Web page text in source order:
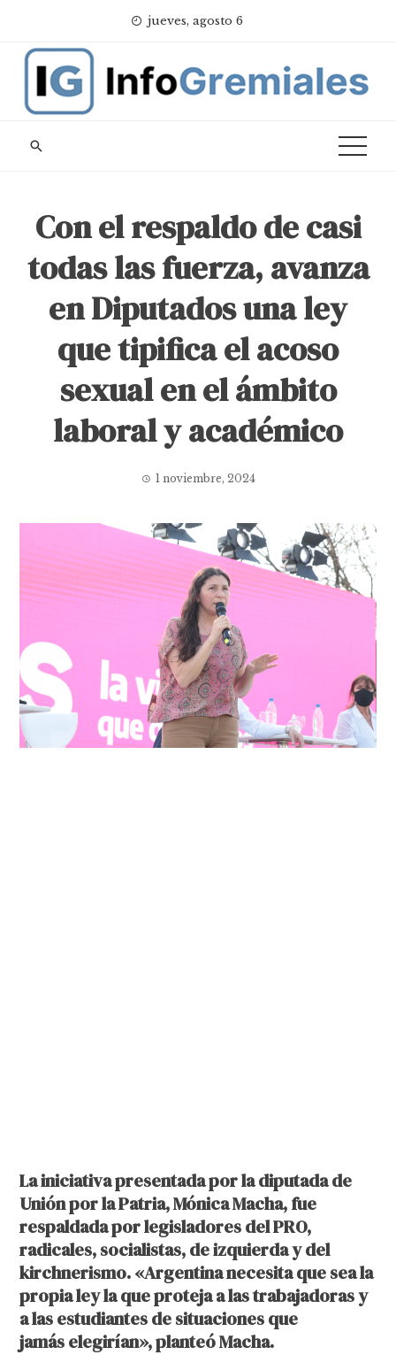
content
jueves, agosto 6
Con el respaldo de casi
todas las fuerza, avanza
en Diputados una ley
que tipifica el acoso
sexual en el ámbito
laboral y académico
1 noviembre, 2024
La iniciativa presentada por la diputada de
Unión por la Patria, Mónica Macha, fue
respaldada por legisladores del PRO,
radicales, socialistas, de izquierda y del
kirchnerismo. «Argentina necesita que sea la
propia ley la que proteja a las trabajadoras y
a las estudiantes de situaciones que
jamás elegirían», planteó Macha.